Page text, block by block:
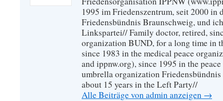
1995 im Friedenszentrum, seit 2000 in
Friedensbündnis Braunschweig, und
Linkspartei// Family doctor, retired,
organization BUND, for a long time in
since 1983 in the medical peace
and ippnw.org), since 1995 in the
umbrella organization
about 15 years in the Left Party//
Alle Beiträge von admin anzeigen →